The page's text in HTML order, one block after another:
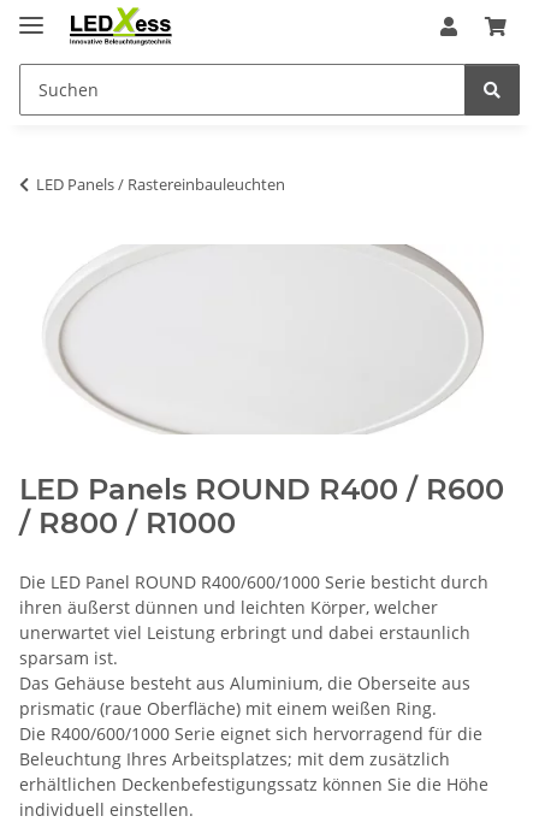
LED Panels / Rastereinbauleuchten
LED Panels ROUND R400 / R600
/ R800 / R1000
Die LED Panel ROUND R400/600/1000 Serie besticht durch
ihren äußerst dünnen und leichten Körper, welcher
unerwartet viel Leistung erbringt und dabei erstaunlich
sparsam ist.
Das Gehäuse besteht aus Aluminium, die Oberseite aus
prismatic (raue Oberfläche) mit einem weißen Ring.
Die R400/600/1000 Serie eignet sich hervorragend für die
Beleuchtung Ihres Arbeitsplatzes; mit dem zusätzlich
erhältlichen Deckenbefestigungssatz können Sie die Höhe
individuell einstellen.